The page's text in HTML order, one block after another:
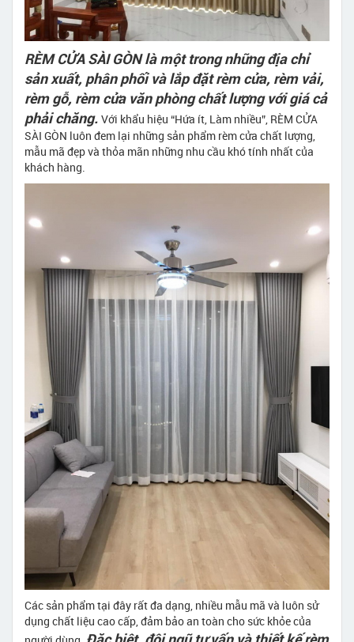
RÈM CỬA SÀI GÒN là một trong những địa chỉ
sản xuất, phân phối và lắp đặt rèm cửa, rèm vải,
rèm gỗ, rèm cửa văn phòng chất lượng với giá cả
phải chăng. Với khẩu hiệu “Hứa ít, Làm nhiều”, RÈM CỬA
SÀI GÒN luôn đem lại những sản phẩm rèm cửa chất lượng,
mẫu mã đẹp và thỏa mãn những nhu cầu khó tính nhất của
khách hàng.
Các sản phẩm tại đây rất đa dạng, nhiều mẫu mã và luôn sử
dụng chất liệu cao cấp, đảm bảo an toàn cho sức khỏe của